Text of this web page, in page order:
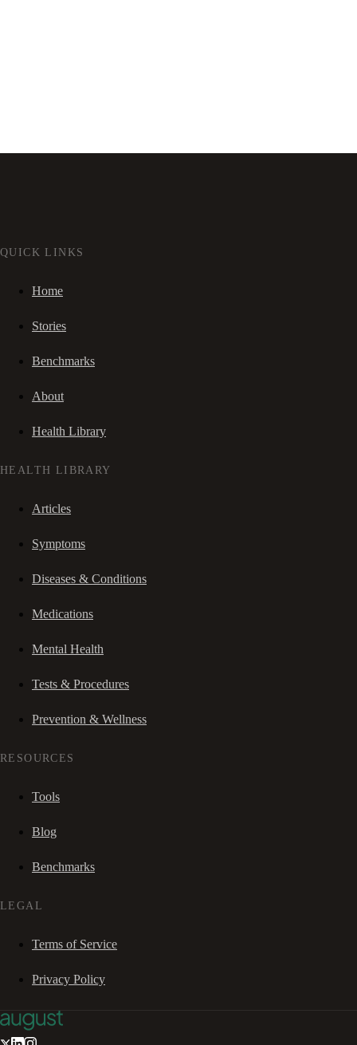
QUICK LINKS
Home
Stories
Benchmarks
About
Health Library
HEALTH LIBRARY
Articles
Symptoms
Diseases & Conditions
Medications
Mental Health
Tests & Procedures
Prevention & Wellness
RESOURCES
Tools
Blog
Benchmarks
LEGAL
Terms of Service
Privacy Policy